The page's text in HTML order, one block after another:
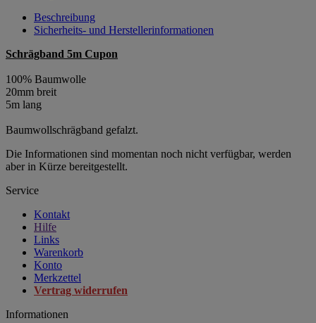
Beschreibung
Sicherheits- und Herstellerinformationen
Schrägband 5m Cupon
100% Baumwolle
20mm breit
5m lang
Baumwollschrägband gefalzt.
Die Informationen sind momentan noch nicht verfügbar, werden
aber in Kürze bereitgestellt.
Service
Kontakt
Hilfe
Links
Warenkorb
Konto
Merkzettel
Vertrag widerrufen
Informationen